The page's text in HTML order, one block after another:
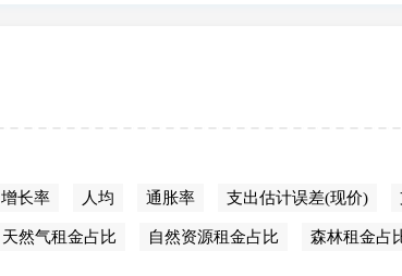
增长率 人均 通胀率 支出估计误差(现价)
天然气租金占比 自然资源租金占比 森林租金占